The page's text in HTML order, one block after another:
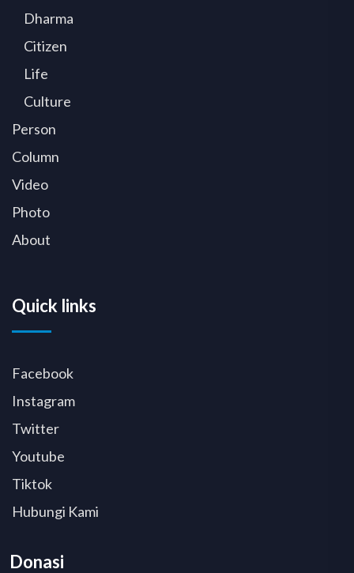
Dharma
Citizen
Life
Culture
Person
Column
Video
Photo
About
Quick links
Facebook
Instagram
Twitter
Youtube
Tiktok
Hubungi Kami
Donasi